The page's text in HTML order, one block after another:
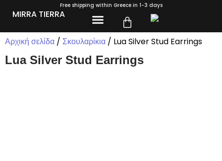
Free shipping within Greece in 1-3 days
MIRRA TIERRA
Αρχική σελίδα / Σκουλαρίκια / Lua Silver Stud Earrings
Lua Silver Stud Earrings